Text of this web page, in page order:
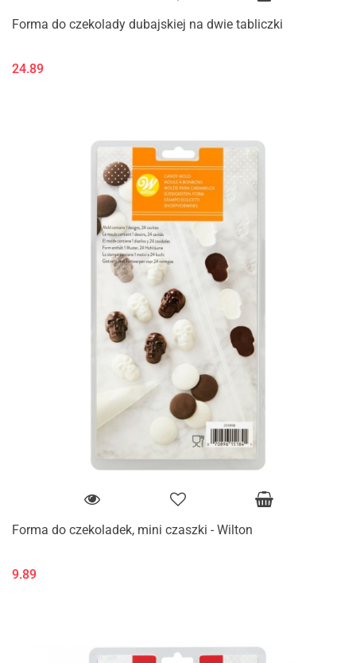
Forma do czekolady dubajskiej na dwie tabliczki
24.89
Forma do czekoladek, mini czaszki - Wilton
9.89